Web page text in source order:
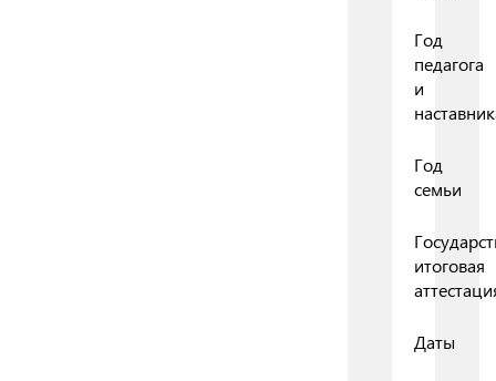
Год
педагога
и
Год
семьи
итоговая
Даты